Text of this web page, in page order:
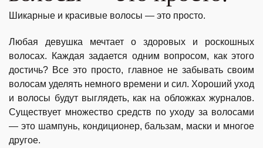
Шикарные и красивые волосы — это просто.
Любая девушка мечтает о здоровых и роскошных
волосах. Каждая задается одним вопросом, как этого
достичь? Все это просто, главное не забывать своим
волосам уделять немного времени и сил. Хороший уход
и волосы будут выглядеть, как на обложках журналов.
Существует множество средств по уходу за волосами
— это шампунь, кондиционер, бальзам, маски и многое
другое.